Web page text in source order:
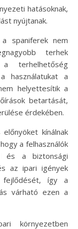
hatásoknak,
nyújtanak.
spaniferek nem
terhek
terhelhetőség
használatukat a
helyettesítik a
betartását,
érdekében.
kínálnak
a felhasználók
és a biztonsági
az ipari igények
fejlődését, így a
várható ezen a
környezetben